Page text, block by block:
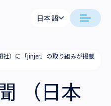
日本語
日本語
社）に「jinjer」の取り組みが掲載
（日本